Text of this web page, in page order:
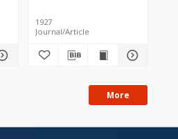
1927
Journal/Article
More